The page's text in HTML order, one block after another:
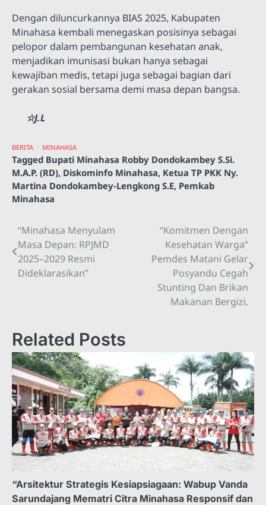
Dengan diluncurkannya BIAS 2025, Kabupaten
Minahasa kembali menegaskan posisinya sebagai
pelopor dalam pembangunan kesehatan anak,
menjadikan imunisasi bukan hanya sebagai
kewajiban medis, tetapi juga sebagai bagian dari
gerakan sosial bersama demi masa depan bangsa.
☆J.L
BERITA MINAHASA
Tagged Bupati Minahasa Robby Dondokambey S.Si.
M.A.P. (RD), Diskominfo Minahasa, Ketua TP PKK Ny.
Martina Dondokambey-Lengkong S.E, Pemkab
Minahasa
Navigasi
pos
“Minahasa Menyulam
Masa Depan: RPJMD
2025–2029 Resmi
Dideklarasikan”
“Komitmen Dengan
Kesehatan Warga”
Pemdes Matani Gelar
Posyandu Cegah
Stunting Dan Brikan
Makanan Bergizi.
Related Posts
“Arsitektur Strategis Kesiapsiagaan: Wabup Vanda
Sarundajang Mematri Citra Minahasa Responsif dan